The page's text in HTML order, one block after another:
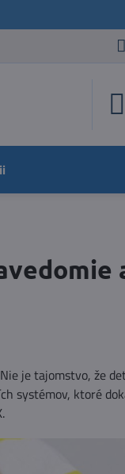
je tajomstvo, že
systémov, ktoré